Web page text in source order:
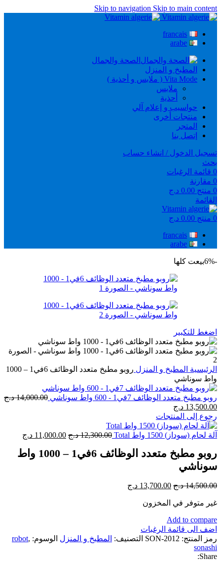
Skip to navigation Skip to main content
francais
arabe
الصحة والجمال
المطبخ و المنزل
Vita Mode ( ملابس و أحذية )
ملابس
أحذية
حواسيب و إعلام آلي
منتجات أخرى
المتجر
إتصل بنا
تسجيل الدخول / انشاء حساب
بحث
0 قائمة الرغبات
0 مقارنة
0 منتج 0.00 د.ج
القائمة
0 منتج 0.00 د.ج
francais
arabe
-6% بيعت كلها
اضغط للتكبير
الرئيسية المطبخ و المنزل
روبو مطبخ متعدد الوظائف 6في1 – 1000
واط سوناشي
روبو مطبخ متعدد الوظائف 7في1 - 600 واط سوناشي 14,000.00 د.ج
السعر
الأصلي
هو:
14,000.00 د.ج.
13,500.00 د.ج
الحالي
هو:
13,500.00 د.ج.
رجوع إلى المنتجات
آلة لحام (سوداز) 1500 واط Total 12,300.00 د.ج السعر
هو:
11,000.00 د.ج
هو:
روبو مطبخ متعدد الوظائف 6في1 – 1000 واط
سوناشي
14,500.00 د.ج السعر
هو:
13,700.00 د.ج
غير متوفر في المخزون
Add to compare
اضف الى قائمة الرغبات
رمز المنتج: SON-2012 التصنيف: المطبخ و المنزل الوسوم: robot,
sonashi
Share: